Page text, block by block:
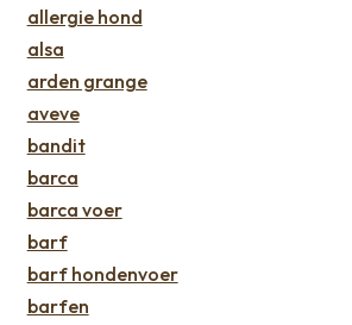
allergie hond
alsa
arden grange
aveve
bandit
barca
barca voer
barf
barf hondenvoer
barfen